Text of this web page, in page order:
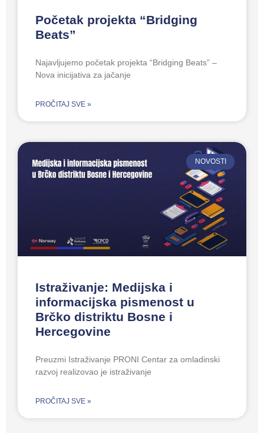
Početak projekta “Bridging
Beats”
Najavljujemo početak projekta “Bridging Beats” –
Nova inicijativa za jačanje
PROČITAJ SVE »
NOVOSTI
Istraživanje: Medijska i
informacijska pismenost u
Brčko distriktu Bosne i
Hercegovine
Preuzmi Istraživanje PRONI Centar za omladinski
razvoj realizovao je istraživanje
PROČITAJ SVE »